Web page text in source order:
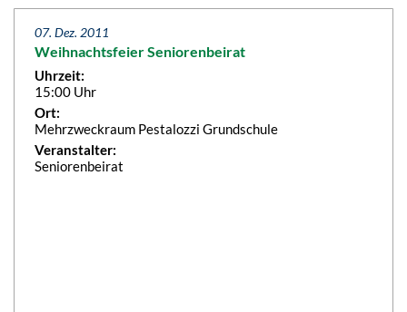
07. Dez. 2011
Weihnachtsfeier Seniorenbeirat
Uhrzeit:
15:00 Uhr
Ort:
Mehrzweckraum Pestalozzi Grundschule
Veranstalter:
Seniorenbeirat